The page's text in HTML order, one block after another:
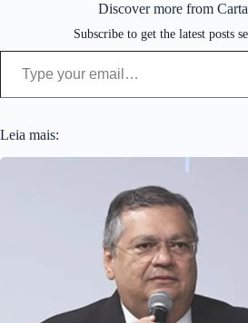
Discover more from
Subscribe to get the latest posts
Type your email…
Leia mais: